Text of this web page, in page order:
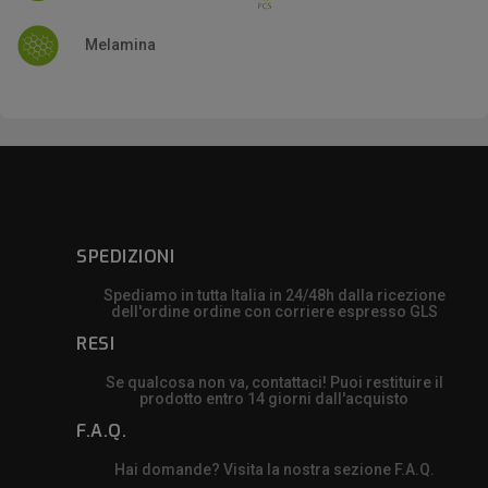
Melamina
SPEDIZIONI
Spediamo in tutta Italia in 24/48h dalla ricezione
dell'ordine ordine con corriere espresso GLS
RESI
Se qualcosa non va, contattaci! Puoi restituire il
prodotto entro 14 giorni dall'acquisto
F.A.Q.
Hai domande? Visita la nostra sezione F.A.Q.